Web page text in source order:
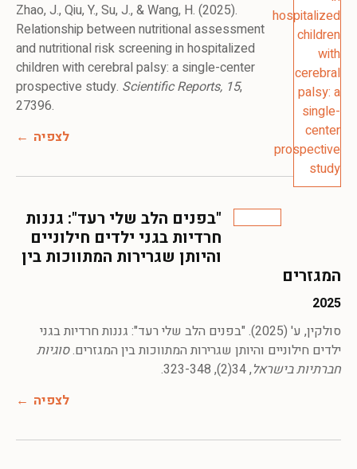
Zhao, J., Qiu, Y., Su, J., & Wang, H. (2025).
Relationship between nutritional assessment
and nutritional risk screening in hospitalized
children with cerebral palsy: a single-center
prospective study. Scientific Reports, 15,
27396.
לצפיה
"בפנים הלב שלי רעד": גננות
חרדיות בגני ילדים חילוניים
והיותן שגרירות המתווכות בין
המגזרים
2025
סולקין, ע' (2025). "בפנים הלב שלי רעד": גננות חרדיות בגני
ילדים חילוניים והיותן שגרירות המתווכות בין המגזרים.סוגיות
חברתיות בישראל, 34(2), 323-348.
לצפיה